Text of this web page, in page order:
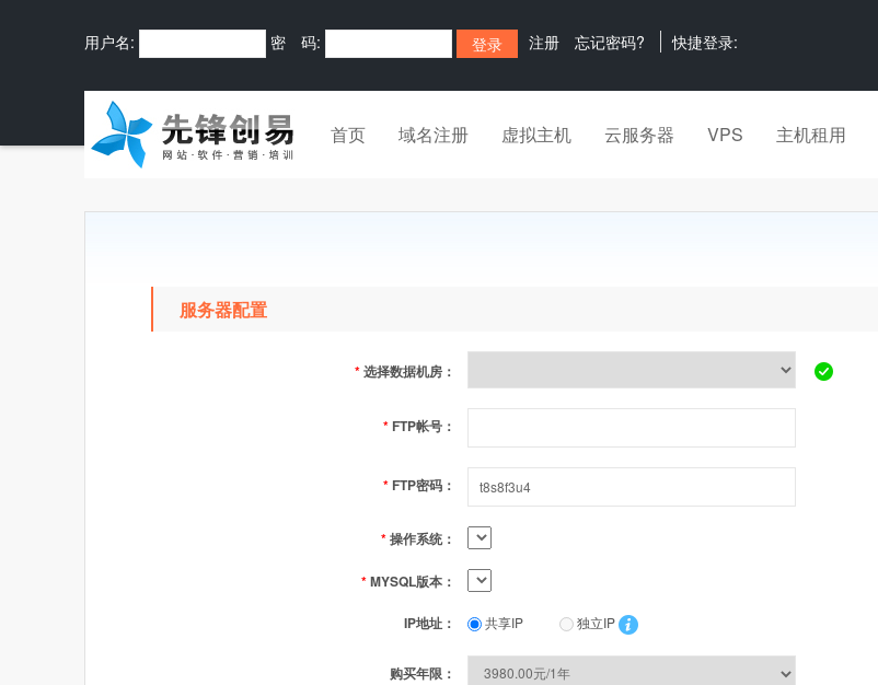
用户名: 密 码: 注册 忘记密码? 快捷登录:
首页 域名注册 虚拟主机 云服务器 VPS 主机租用
服务器配置
*选择数据机房：
* FTP帐号：
* FTP密码：
*操作系统：
*MYSQL版本：
IP地址： 共享IP 独立IP
购买年限：